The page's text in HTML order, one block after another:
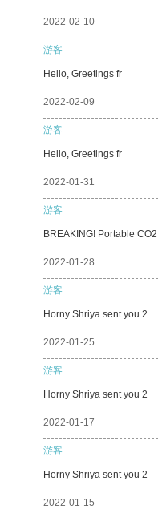
2022-02-10
游客
Hello, Greetings fr
2022-02-09
游客
Hello, Greetings fr
2022-01-31
游客
BREAKING! Portable CO2
2022-01-28
游客
Horny Shriya sent you 2
2022-01-25
游客
Horny Shriya sent you 2
2022-01-17
游客
Horny Shriya sent you 2
2022-01-15